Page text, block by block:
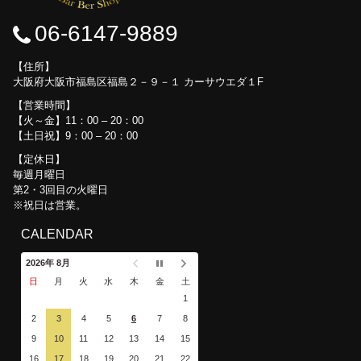
06-6147-9889
住所
大阪府大阪市福島区福島２－９－１ カーサウエダ１F
営業時間
【火～金】11：00 – 20：00
【土日祝】9：00 – 20：00
定休日
毎週月曜日
第2・3回目の火曜日
※祝日は営業。
CALENDAR
2026年 8月
日
月 火 水 木 金
土
1
2 3 4 5 6 7 8
9 10 11 12 13 14 15
16 17 18 19 20 21 22